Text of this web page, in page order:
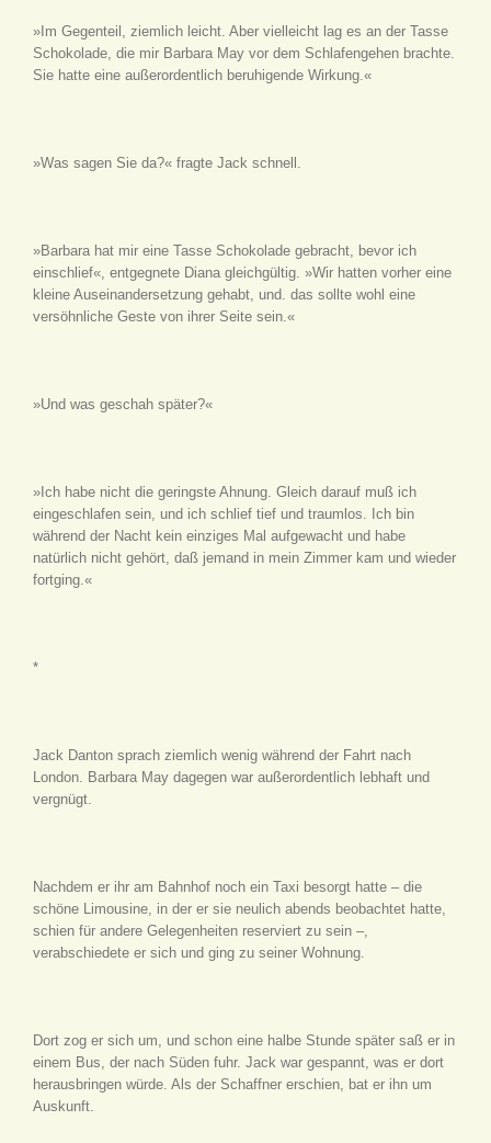
»Im Gegenteil, ziemlich leicht. Aber vielleicht lag es an der Tasse
Schokolade, die mir Barbara May vor dem Schlafengehen brachte.
Sie hatte eine außerordentlich beruhigende Wirkung.«
»Was sagen Sie da?« fragte Jack schnell.
»Barbara hat mir eine Tasse Schokolade gebracht, bevor ich
einschlief«, entgegnete Diana gleichgültig. »Wir hatten vorher eine
kleine Auseinandersetzung gehabt, und. das sollte wohl eine
versöhnliche Geste von ihrer Seite sein.«
»Und was geschah später?«
»Ich habe nicht die geringste Ahnung. Gleich darauf muß ich
eingeschlafen sein, und ich schlief tief und traumlos. Ich bin
während der Nacht kein einziges Mal aufgewacht und habe
natürlich nicht gehört, daß jemand in mein Zimmer kam und wieder
fortging.«
*
Jack Danton sprach ziemlich wenig während der Fahrt nach
London. Barbara May dagegen war außerordentlich lebhaft und
vergnügt.
Nachdem er ihr am Bahnhof noch ein Taxi besorgt hatte – die
schöne Limousine, in der er sie neulich abends beobachtet hatte,
schien für andere Gelegenheiten reserviert zu sein –,
verabschiedete er sich und ging zu seiner Wohnung.
Dort zog er sich um, und schon eine halbe Stunde später saß er in
einem Bus, der nach Süden fuhr. Jack war gespannt, was er dort
herausbringen würde. Als der Schaffner erschien, bat er ihn um
Auskunft.